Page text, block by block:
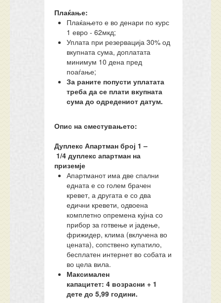
Плаќање:
Плаќањето е во денари по курс
1 евро - 62мкд;
Уплата при резервација 30% од
вкупната сума, доплатата
минимум 10 дена пред
поаѓање;
За раните попусти уплатата
треба да се плати вкупната
сума до одредениот датум.
Опис на сместувањето:
Дуплекс Апартман број 1–
1/4дуплекс апартман на
приземје
Апартманот има две спални
едната е со голем брачен
кревет, а другата е со два
едични кревети, одвоена
комплетно опремена кујна со
прибор за готвење и јадење,
фрижидер, клима (вклучена во
цената), сопствено купатило,
бесплатен интернет во собата и
во цела вила.
Максимален
капацитет:4 возрасни + 1
дете до 5,99 години.